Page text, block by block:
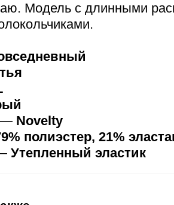
Модель с длинными
— Novelty
полиэстер, 21%
Утепленный эластик